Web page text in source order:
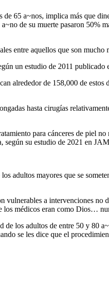
de 65 a~nos, implica más que
de su muerte pasaron 50%
entre aquellos que son mucho
un estudio de 2011 publicado
alrededor de 158,000 de
hasta cirugías
para cánceres de piel no
según su estudio de 2021 en
adultos mayores que se
a intervenciones no
los médicos eran como Dios…
los adultos de entre 50 y 80
se les dice que el